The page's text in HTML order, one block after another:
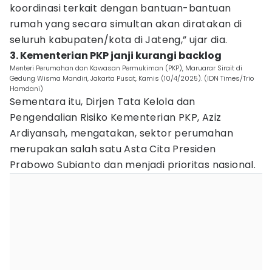
koordinasi terkait dengan bantuan-bantuan
rumah yang secara simultan akan diratakan di
seluruh kabupaten/kota di Jateng,” ujar dia.
3. Kementerian PKP janji kurangi backlog
Menteri Perumahan dan Kawasan Permukiman (PKP), Maruarar Sirait di
Gedung Wisma Mandiri, Jakarta Pusat, Kamis (10/4/2025). (IDN Times/Trio
Hamdani)
Sementara itu, Dirjen Tata Kelola dan
Pengendalian Risiko Kementerian PKP, Aziz
Ardiyansah, mengatakan, sektor perumahan
merupakan salah satu Asta Cita Presiden
Prabowo Subianto dan menjadi prioritas nasional.